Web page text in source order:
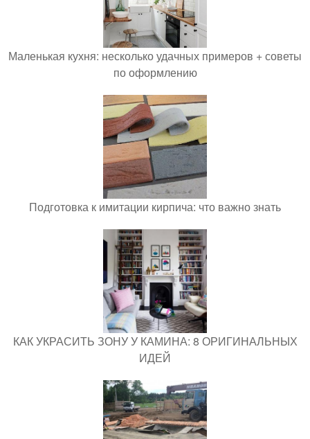
Маленькая кухня: несколько удачных примеров + советы
по оформлению
Подготовка к имитации кирпича: что важно знать
КАК УКРАСИТЬ ЗОНУ У КАМИНА: 8 ОРИГИНАЛЬНЫХ
ИДЕЙ